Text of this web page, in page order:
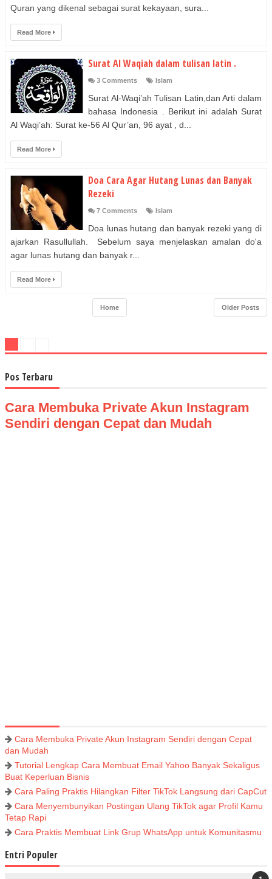
Quran yang dikenal sebagai surat kekayaan, sura...
Read More
Surat Al Waqiah dalam tulisan latin .
3 Comments Islam
Surat Al-Waqi’ah Tulisan Latin,dan Arti dalam
bahasa Indonesia . Berikut ini adalah Surat
Al Waqi’ah: Surat ke-56 Al Qur’an, 96 ayat , d...
Read More
Doa Cara Agar Hutang Lunas dan Banyak
Rezeki
7 Comments Islam
Doa lunas hutang dan banyak rezeki yang di
ajarkan Rasullullah. Sebelum saya menjelaskan amalan do'a
agar lunas hutang dan banyak r...
Read More
Older Posts
Home
Pos Terbaru
Cara Membuka Private Akun Instagram
Sendiri dengan Cepat dan Mudah
Cara Membuka Private Akun Instagram Sendiri dengan Cepat
dan Mudah
Tutorial Lengkap Cara Membuat Email Yahoo Banyak Sekaligus
Buat Keperluan Bisnis
Cara Paling Praktis Hilangkan Filter TikTok Langsung dari CapCut
Cara Menyembunyikan Postingan Ulang TikTok agar Profil Kamu
Tetap Rapi
Cara Praktis Membuat Link Grup WhatsApp untuk Komunitasmu
Entri Populer